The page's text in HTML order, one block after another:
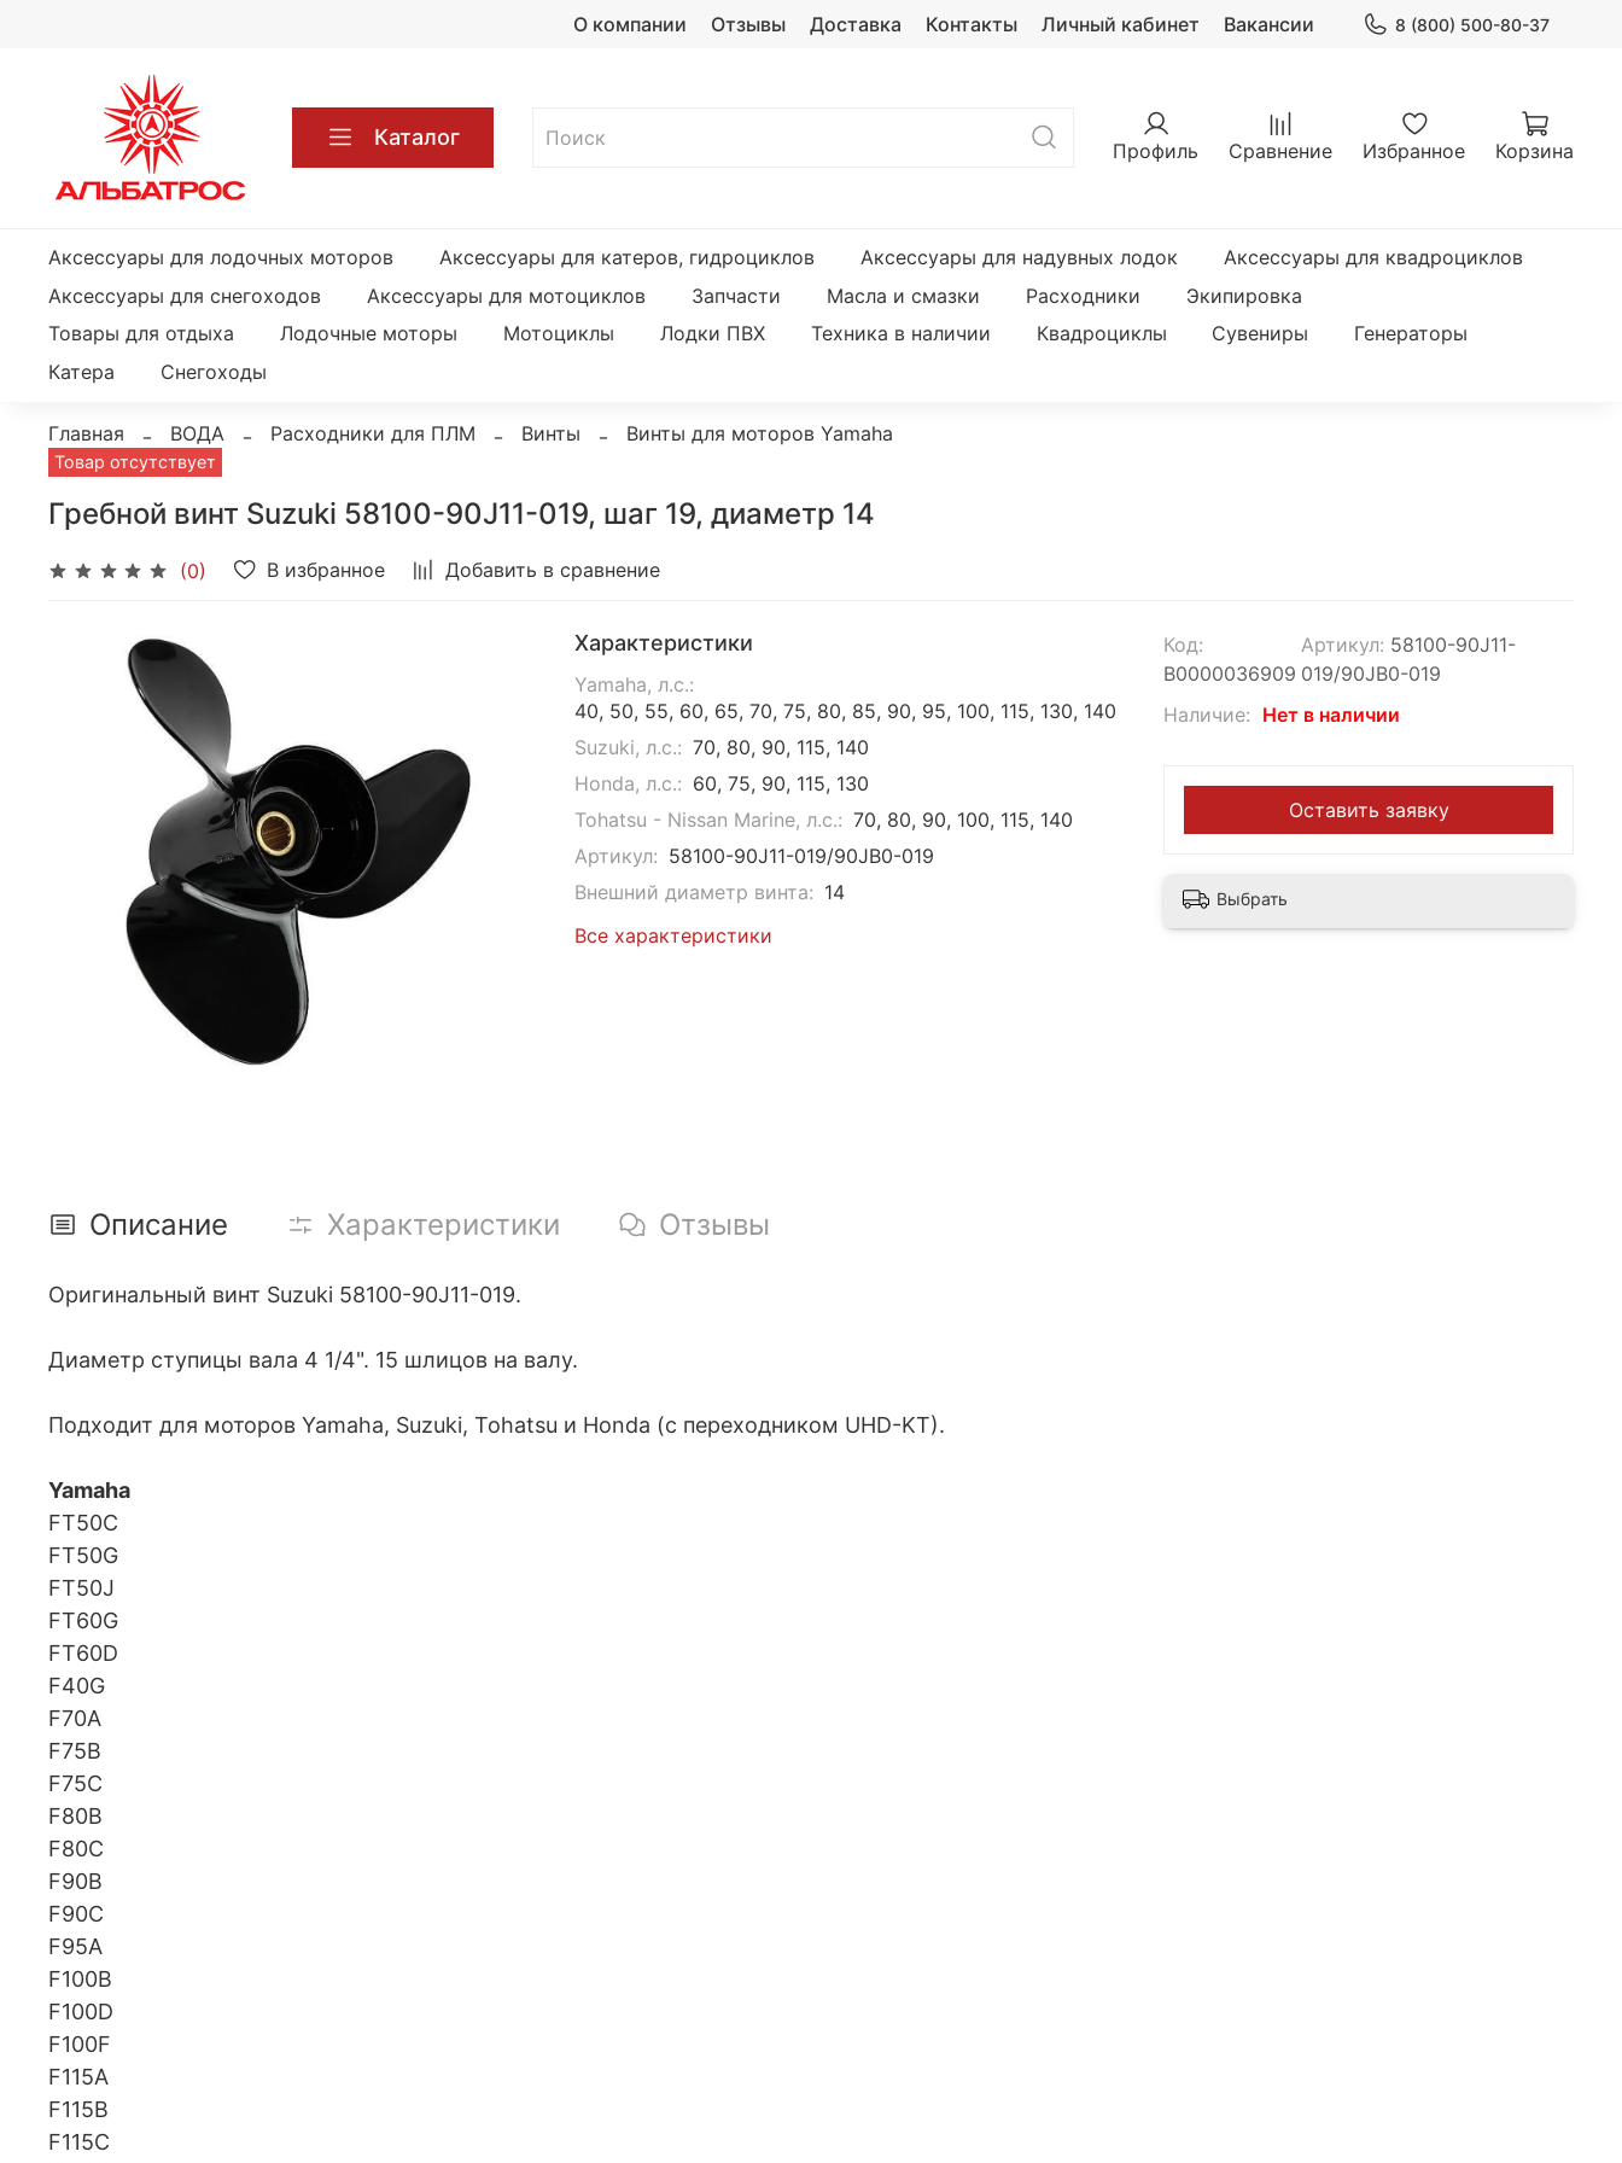
О компании Отзывы Доставка Контакты Личный кабинет Вакансии 8 (800) 500-80-37
Каталог
Профиль Сравнение Избранное Корзина
Аксессуары для лодочных моторов Аксессуары для катеров, гидроциклов Аксессуары для надувных лодок
Аксессуары для квадроциклов
Аксессуары для снегоходов
Аксессуары для мотоциклов Запчасти Масла и смазки Расходники
Экипировка
Товары для отдыха
Лодочные моторы Мотоциклы Лодки ПВХ Техника в наличии Квадроциклы Сувениры
Генераторы
Катера
Снегоходы
Главная ВОДА Расходники для ПЛМ Винты Винты для моторов Yamaha
Товар отсутствует
Гребной винт Suzuki 58100-90J11-019, шаг 19, диаметр 14
(0) В избранное Добавить в сравнение
Характеристики
Yamaha, л.с.:
40, 50, 55, 60, 65, 70, 75, 80, 85, 90, 95, 100, 115, 130, 140
Suzuki, л.с.: 70, 80, 90, 115, 140
Honda, л.с.: 60, 75, 90, 115, 130
Tohatsu - Nissan Marine, л.с.: 70, 80, 90, 100, 115, 140
Артикул: 58100-90J11-019/90JB0-019
Внешний диаметр винта: 14
Все характеристики
Код:
В0000036909
Артикул: 58100-90J11-
019/90JB0-019
Наличие: Нет в наличии
Оставить заявку
Выбрать
Описание Характеристики Отзывы
Оригинальный винт Suzuki 58100-90J11-019.
Диаметр ступицы вала 4 1/4". 15 шлицов на валу.
Подходит для моторов Yamaha, Suzuki, Tohatsu и Honda (с переходником UHD-KT).
Yamaha
FT50C
FT50G
FT50J
FT60G
FT60D
F40G
F70A
F75B
F75C
F80B
F80C
F90B
F90C
F95A
F100B
F100D
F100F
F115A
F115B
F115C